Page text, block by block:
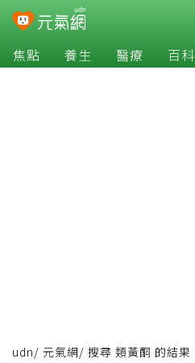
焦點 養生 醫療 百科
udn/ 元氣網/ 搜尋 類黃酮 的結果